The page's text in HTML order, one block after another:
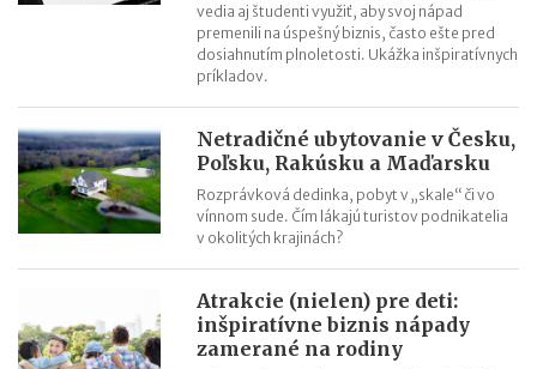
Vďaka dobrej znalosti content marketingu vybudujete úspešný
biznis aj z popíjania ginu. S ročným obratom 3 milióny libier
vedia aj študenti využiť, aby svoj nápad
premenili na úspešný biznis, často ešte pred
dosiahnutím plnoletosti. Ukážka inšpiratívnych
príkladov.
Netradičné ubytovanie v Česku,
Poľsku, Rakúsku a Maďarsku
Rozprávková dedinka, pobyt v „skale“ či vo
vínnom sude. Čím lákajú turistov podnikatelia
v okolitých krajinách?
Atrakcie (nielen) pre deti:
inšpiratívne biznis nápady
zamerané na rodiny